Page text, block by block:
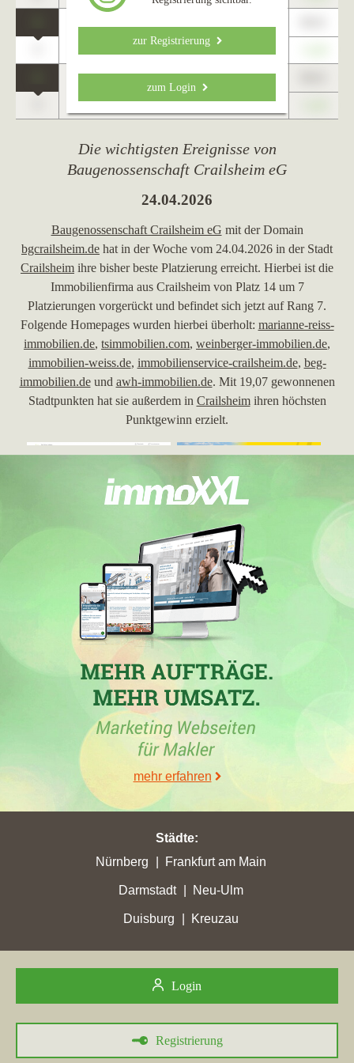
zur Registrierung
zum Login
Altenmünster
Schwäbisch Hall
Die wichtigsten Ereignisse von
Baugenossenschaft Crailsheim eG
24.04.2026
Baugenossenschaft Crailsheim eG mit der Domain
bgcrailsheim.de hat in der Woche vom 24.04.2026 in der Stadt
Crailsheim ihre bisher beste Platzierung erreicht. Hierbei ist die
Immobilienfirma aus Crailsheim von Platz 14 um 7
Platzierungen vorgerückt und befindet sich jetzt auf Rang 7.
Folgende Homepages wurden hierbei überholt: marianne-reiss-
immobilien.de, tsimmobilien.com, weinberger-immobilien.de,
immobilien-weiss.de, immobilienservice-crailsheim.de, beg-
immobilien.deund awh-immobilien.de. Mit 19,07 gewonnenen
Stadtpunkten hat sie außerdem in Crailsheimihren höchsten
Punktgewinn erzielt.
05.01.2026
Baugenossenschaft Crailsheim eG
bgcrailsheim.dehat in der Woche vom 05.01.2026 in
ihre bisher beste Platzierung erreicht. Hierbei ist die
Immobilienfirma aus Crailsheim von Platz 9 um 1 Position
vorgerückt und befindet sich jetzt auf Position 8. Folgende
Maklerwebseiten wurden hierbei überholt:
immobilienservice-crailsheim.de
der Makler mit einem Zugewinn von 2,78 seine zurzeit höchsten
Stadtpunkte von 20,52 verbucht. Die Maklerwebseite hat ihre
Gesamtpunkten als Ergebnis.
01.12.2025
Baugenossenschaft Crailsheim eGin Crailsheim mit der
mehr erfahren
Städte:
Nürnberg
Frankfurt am Main
Darmstadt Neu-Ulm
Duisburg Kreuzau
Login
Registrierung